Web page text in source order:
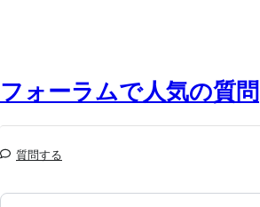
フォーラムで人気の質問
質問する